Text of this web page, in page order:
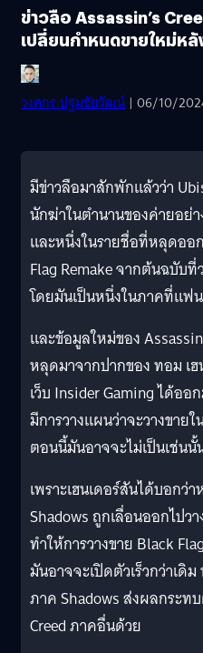
ข่าวลือ Assassin’s
เปลี่ยนกำหนดขายใหม่ห
วงศกร ปฐมชัยวัฒน์ | 06/10/
มีข่าวลือมาสักพักแล้วว่า
นักฆ่าในตำนานของค่ายอย่า
และหนึ่งในรายชื่อที่หลุดออ
Flag Remake จากต้นฉบับที่
โดยมันเป็นหนึ่งในภาคที่แ
และข้อมูลใหม่ของ
หลุดมาจากปากของ ทอม เฮ
เว็บ Insider Gaming ได้ออ
มีการวางแผนว่าจะวางขา
ตอนนี้มันอาจจะไม่เป็นเช่นนั้
เพราะเฮนเดอร์สันได้บอกว่
Shadows ถูกเลื่อนออกไปว
ทำให้การวางขาย Black
มันอาจจะเปิดตัวเร็วกว่าเดิ
ภาค Shadows ส่งผลกระท
Creed ภาคอื่นด้วย